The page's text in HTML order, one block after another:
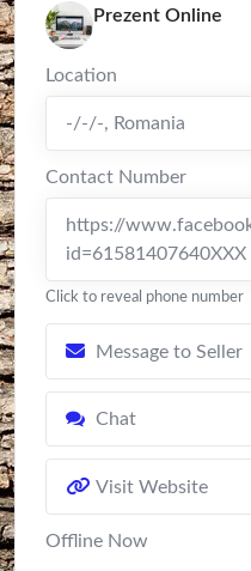
Prezent Online
Location
-/-/-, Romania
Contact Number
https://
id=61581407640XXX
Click to reveal phone number
Message to Seller
Chat
Visit Website
Offline Now